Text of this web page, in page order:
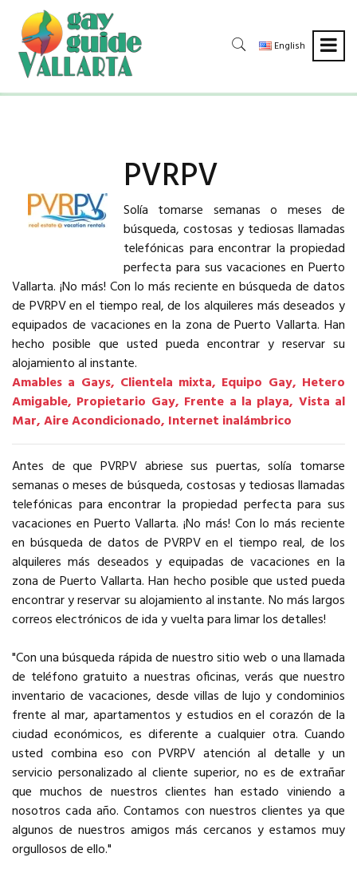
English
PVRPV
Solía tomarse semanas o meses de
búsqueda, costosas y tediosas llamadas
telefónicas para encontrar la propiedad
perfecta para sus vacaciones en Puerto
Vallarta. ¡No más! Con lo más reciente en búsqueda de datos
de PVRPV en el tiempo real, de los alquileres más deseados y
equipados de vacaciones en la zona de Puerto Vallarta. Han
hecho posible que usted pueda encontrar y reservar su
alojamiento al instante.
Amables a Gays, Clientela mixta, Equipo Gay, Hetero
Amigable, Propietario Gay, Frente a la playa, Vista al
Mar, Aire Acondicionado, Internet inalámbrico
Antes de que PVRPV abriese sus puertas, solía tomarse
semanas o meses de búsqueda, costosas y tediosas llamadas
telefónicas para encontrar la propiedad perfecta para sus
vacaciones en Puerto Vallarta. ¡No más! Con lo más reciente
en búsqueda de datos de PVRPV en el tiempo real, de los
alquileres más deseados y equipadas de vacaciones en la
zona de Puerto Vallarta. Han hecho posible que usted pueda
encontrar y reservar su alojamiento al instante. No más largos
correos electrónicos de ida y vuelta para limar los detalles!
"Con una búsqueda rápida de nuestro sitio web o una llamada
de teléfono gratuito a nuestras oficinas, verás que nuestro
inventario de vacaciones, desde villas de lujo y condominios
frente al mar, apartamentos y estudios en el corazón de la
ciudad económicos, es diferente a cualquier otra. Cuando
usted combina eso con PVRPV atención al detalle y un
servicio personalizado al cliente superior, no es de extrañar
que muchos de nuestros clientes han estado viniendo a
nosotros cada año. Contamos con nuestros clientes ya que
algunos de nuestros amigos más cercanos y estamos muy
orgullosos de ello."